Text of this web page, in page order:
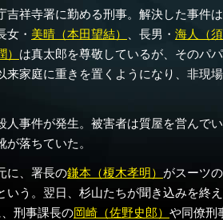
吉祥寺署に勤める刑事。解決した事件
女・ 美晴（本田望結） 、長男・ 海人（須
は真太郎を尊敬しているが、そのパ
来家庭に重きを置くようになり、非現
人事件が発生。被害者は質屋を営んで
落ちていた。
に、署長の鎌本（榎木孝明） がスーツ
いう。翌日、杉山たちが聞き込みを終
刑事課長の岡崎（佐野史郎） や同僚刑